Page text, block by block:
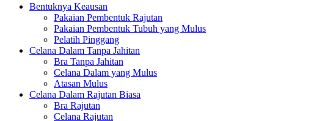
Bentuknya Keausan
Pakaian Pembentuk Rajutan
Pakaian Pembentuk Tubuh yang Mulus
Pelatih Pinggang
Celana Dalam Tanpa Jahitan
Bra Tanpa Jahitan
Celana Dalam yang Mulus
Atasan Mulus
Celana Dalam Rajutan Biasa
Bra Rajutan
Celana Rajutan